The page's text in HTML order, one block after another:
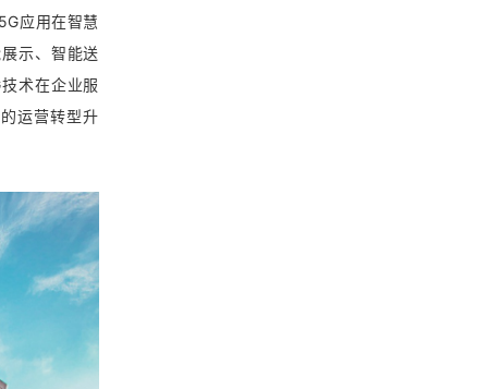
应用在智慧
示、智能送
术在企业服
运营转型升